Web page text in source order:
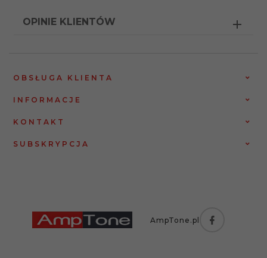
OPINIE KLIENTÓW
OBSŁUGA KLIENTA
INFORMACJE
KONTAKT
SUBSKRYPCJA
AmpTone.pl